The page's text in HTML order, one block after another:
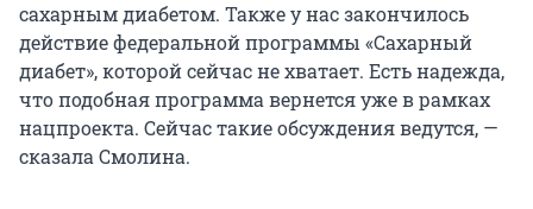
сахарным диабетом. Также у нас закончилось
действие федеральной программы «Сахарный
диабет», которой сейчас не хватает. Есть надежда,
что подобная программа вернется уже в рамках
нацпроекта. Сейчас такие обсуждения ведутся, —
сказала Смолина.